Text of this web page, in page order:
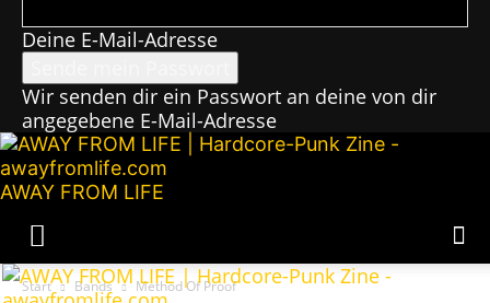
Deine E-Mail-Adresse
Wir senden dir ein Passwort an deine von dir
angegebene E-Mail-Adresse
AWAY FROM LIFE
Start Bands Method Of Proof